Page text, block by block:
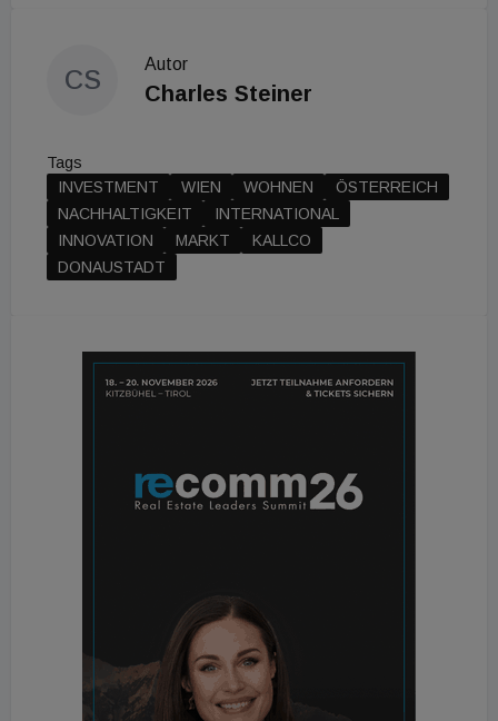
CS
Autor
Charles Steiner
Tags
INVESTMENT
WIEN WOHNEN
ÖSTERREICH
NACHHALTIGKEIT
INTERNATIONAL
INNOVATION
MARKT
KALLCO
DONAUSTADT